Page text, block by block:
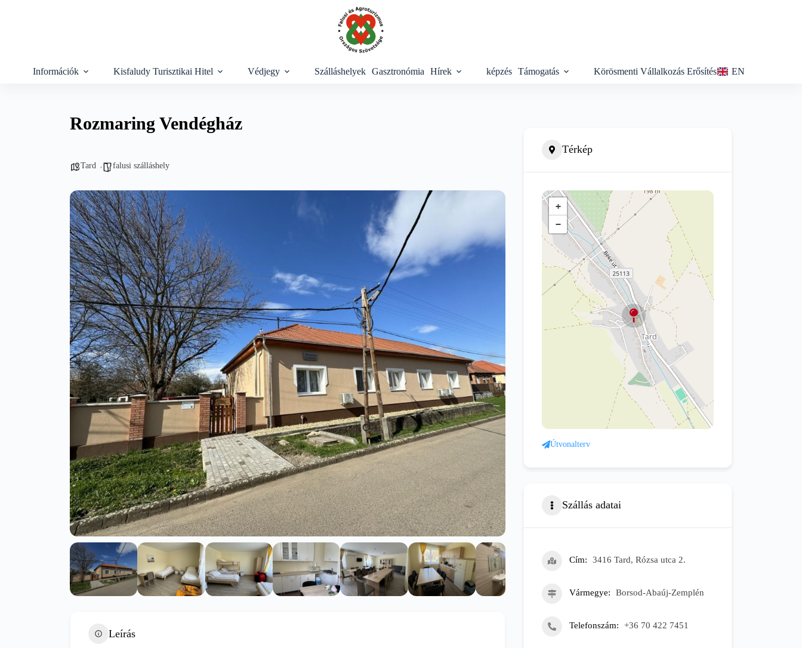
Információk Kisfaludy Turisztikai Hitel Védjegy Szálláshelyek Gasztronómia Hírek képzés Támogatás Körösmenti Vállalkozás Erősítés EN
Rozmaring Vendégház
Tard falusi szálláshely
Leírás
Térkép
+
−
Útvonalterv
Szállás adatai
Cím 3416 Tard, Rózsa utca 2.
Vármegye Borsod-Abaúj-Zemplén
Telefonszám +36 70 422 7451